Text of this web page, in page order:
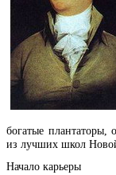
богатые плантаторы,
из лучших школ
Начало карьеры